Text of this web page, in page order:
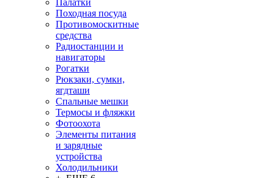
Палатки
Походная посуда
Противомоскитные
средства
Радиостанции и
навигаторы
Рогатки
Рюкзаки, сумки,
ягдташи
Спальные мешки
Термосы и фляжки
Фотоохота
Элементы питания
и зарядные
устройства
Холодильники